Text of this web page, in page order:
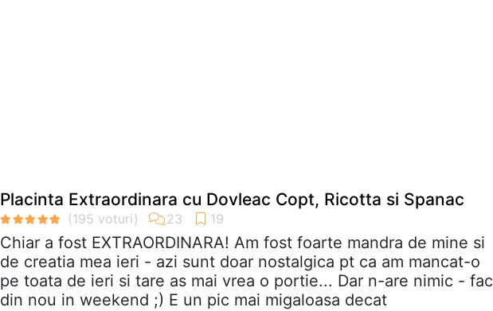
Placinta Extraordinara cu Dovleac Copt, Ricotta si Spanac
Chiar a fost EXTRAORDINARA! Am fost foarte mandra de mine si
de creatia mea ieri - azi sunt doar nostalgica pt ca am mancat-o
pe toata de ieri si tare as mai vrea o portie... Dar n-are nimic - fac
din nou in weekend ;) E un pic mai migaloasa decat